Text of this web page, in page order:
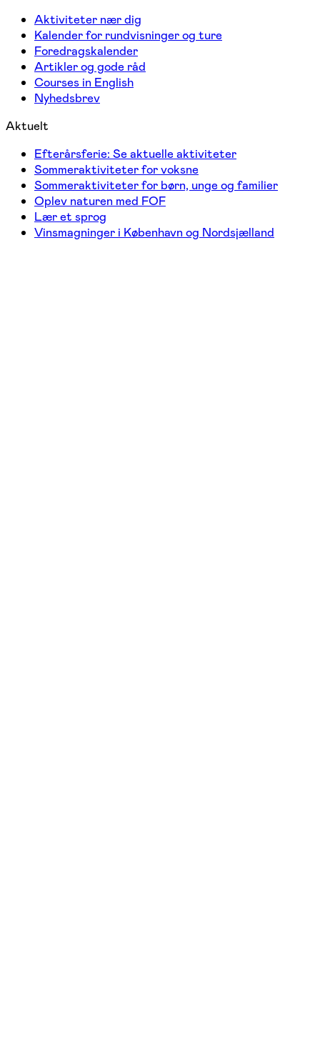
Aktiviteter nær dig
Kalender for rundvisninger og ture
Foredragskalender
Artikler og gode råd
Courses in English
Nyhedsbrev
Aktuelt
Efterårsferie: Se aktuelle aktiviteter
Sommeraktiviteter for voksne
Sommeraktiviteter for børn, unge og familier
Oplev naturen med FOF
Lær et sprog
Vinsmagninger i København og Nordsjælland